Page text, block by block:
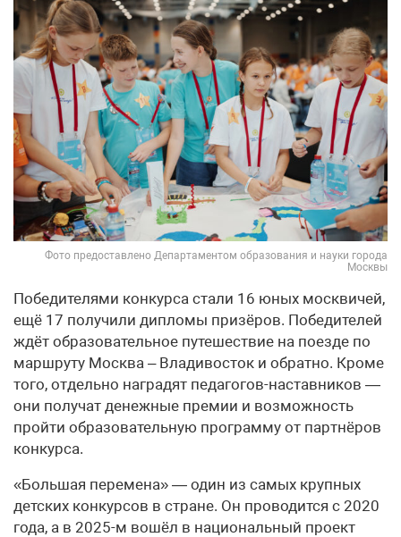
Фото предоставлено Департаментом образования и науки города
Москвы
Победителями конкурса стали 16 юных москвичей,
ещё 17 получили дипломы призёров. Победителей
ждёт образовательное путешествие на поезде по
маршруту Москва – Владивосток и обратно. Кроме
того, отдельно наградят педагогов-наставников —
они получат денежные премии и возможность
пройти образовательную программу от партнёров
конкурса.
«Большая перемена» — один из самых крупных
детских конкурсов в стране. Он проводится с 2020
года, а в 2025-м вошёл в национальный проект